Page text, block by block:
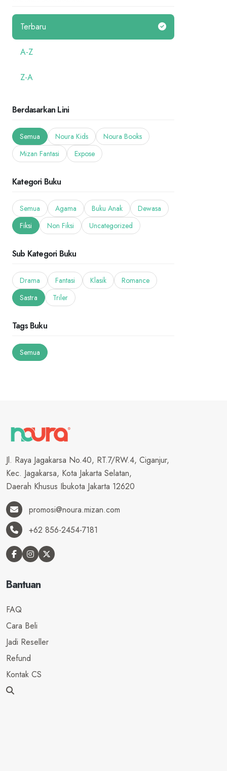
Terbaru
A-Z
Z-A
Berdasarkan Lini
Semua Noura Kids
Noura Books
Mizan Fantasi
Expose
Kategori Buku
Semua Agama Buku Anak
Dewasa
Fiksi
Non Fiksi Uncategorized
Sub Kategori Buku
Drama Fantasi Klasik
Romance
Sastra
Triler
Tags Buku
Semua
Jl. Raya Jagakarsa No.40, RT.7/RW.4, Ciganjur,
Kec. Jagakarsa, Kota Jakarta Selatan,
Daerah Khusus Ibukota Jakarta 12620
promosi@noura.mizan.com
+62 856-2454-7181
Bantuan
FAQ
Cara Beli
Jadi Reseller
Refund
Kontak CS